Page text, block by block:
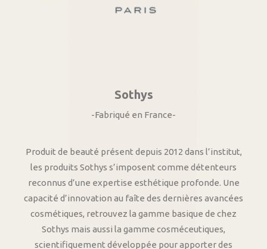
Sothys
-Fabriqué en France-
Produit de beauté présent depuis 2012 dans l’institut,
les produits Sothys s’imposent comme détenteurs
reconnus d’une expertise esthétique profonde. Une
capacité d’innovation au faîte des dernières avancées
cosmétiques, retrouvez la gamme basique de chez
Sothys mais aussi la gamme cosméceutiques,
scientifiquement développée pour apporter des